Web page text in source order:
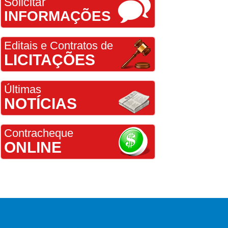
INFORMAÇÕES
Editais e Contratos de
LICITAÇÕES
Últimas
NOTÍCIAS
Contracheque
ONLINE